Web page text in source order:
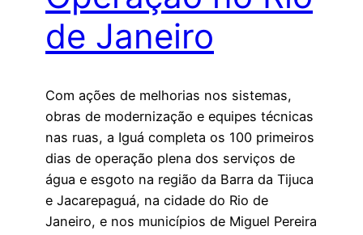
de Janeiro
Com ações de melhorias nos sistemas,
obras de modernização e equipes técnicas
nas ruas, a Iguá completa os 100 primeiros
dias de operação plena dos serviços de
água e esgoto na região da Barra da Tijuca
e Jacarepaguá, na cidade do Rio de
Janeiro, e nos municípios de Miguel Pereira